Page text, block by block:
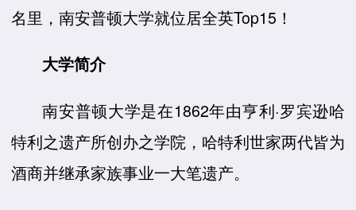
名里，南安普顿大学就位居全英Top15！
大学简介
南安普顿大学是在1862年由亨利·罗宾逊哈
特利之遗产所创办之学院，哈特利世家两代皆为
酒商并继承家族事业一大笔遗产。